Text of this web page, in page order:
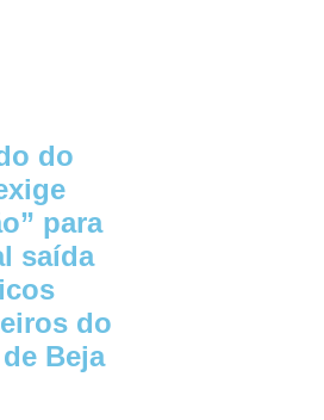
do
para
saída
do
Beja